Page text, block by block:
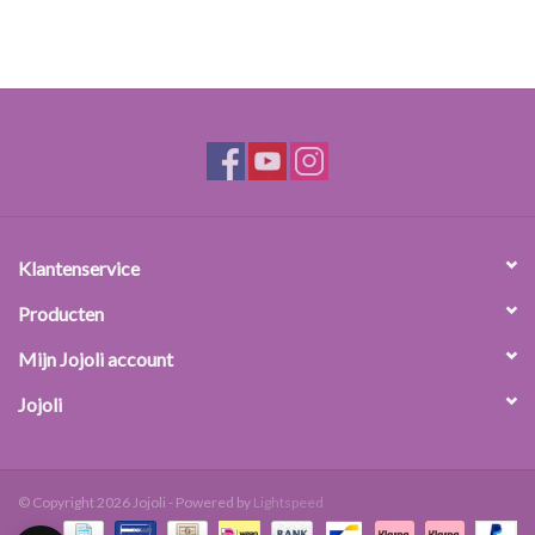
Klantenservice
Producten
Mijn Jojoli account
Jojoli
© Copyright 2026 Jojoli - Powered by Lightspeed